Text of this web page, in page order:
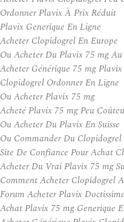
Ordonner Plavix À Prix Réduit
Plavix Generique En Ligne
Acheter Clopidogrel En Europe
Ou Acheter Du Plavix 75 mg Au
Acheter Générique 75 mg
Clopidogrel Ordonner En Ligne
Ou Acheter Plavix 75 mg
Acheté Plavix 75 mg Peu
Ou Acheter Du Plavix En Suisse
Ou Commander Du
Site De Confiance Pour Achat
Acheter Du Vrai Plavix 75 mg
Comment Acheter Clopidogrel
Forum Acheter Plavix
Achat Plavix 75 mg Generique